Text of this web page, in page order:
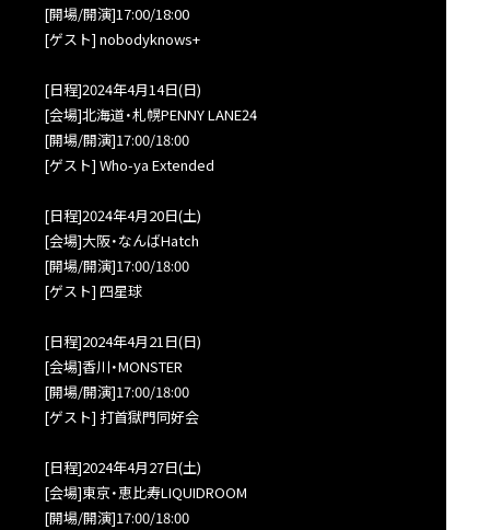
[開場/開演]17:00/18:00
[ゲスト] nobodyknows+
[日程]2024年4月14日(日)
[会場]北海道・札幌PENNY LANE24
[開場/開演]17:00/18:00
[ゲスト] Who-ya Extended
[日程]2024年4月20日(土)
[会場]大阪・なんばHatch
[開場/開演]17:00/18:00
[ゲスト] 四星球
[日程]2024年4月21日(日)
[会場]香川・MONSTER
[開場/開演]17:00/18:00
[ゲスト] 打首獄門同好会
[日程]2024年4月27日(土)
[会場]東京・恵比寿LIQUIDROOM
[開場/開演]17:00/18:00